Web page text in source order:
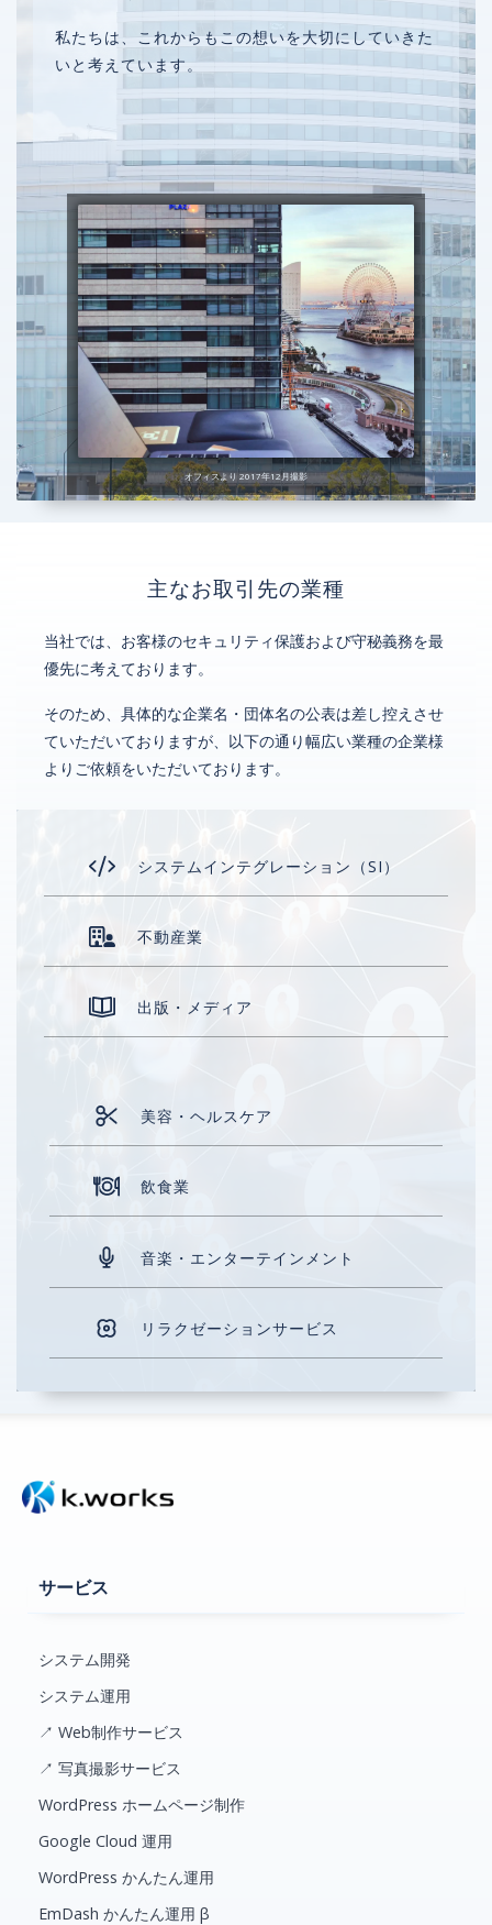
私たちは、これからもこの想いを大切にしていきた
いと考えています。
The boundless future
Everything we do is for the
boundless future we walk
together with others.
オフィスより 2017年12月撮影
主なお取引先の業種
当社では、お客様のセキュリティ保護および守秘義務を最
優先に考えております。
そのため、具体的な企業名・団体名の公表は差し控えさせ
ていただいておりますが、以下の通り幅広い業種の企業様
よりご依頼をいただいております。
システムインテグレーション（SI）
不動産業
出版・メディア
美容・ヘルスケア
飲食業
音楽・エンターテインメント
リラクゼーションサービス
サービス
システム開発
システム運用
↗ Web制作サービス
↗ 写真撮影サービス
WordPress ホームページ制作
Google Cloud 運用
WordPress かんたん運用
EmDash かんたん運用 β